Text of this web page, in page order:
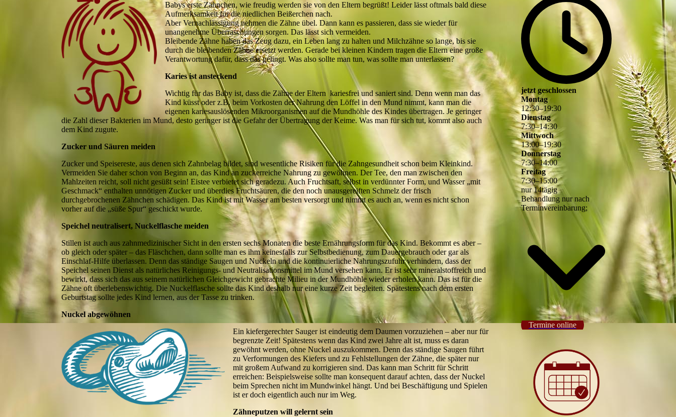
Babys erste Zähnchen, wie freudig werden sie von den Eltern begrüßt! Leider lässt oftmals bald diese
Aufmerksamkeit für die niedlichen Beißerchen nach.
Aber Vernachlässigung nehmen die Zähne übel. Dann kann es passieren, dass sie wieder für
unangenehme Überraschungen sorgen. Das lässt sich vermeiden.
Bleibende Zähne haben das Zeug dazu, ein Leben lang zu halten und Milchzähne so lange, bis sie
durch die bleibenden Zähne ersetzt werden. Gerade bei kleinen Kindern tragen die Eltern eine große
Verantwortung dafür, dass das gelingt. Was also sollte man tun, was sollte man unterlassen?
Karies ist ansteckend
Wichtig für das Baby ist, dass die Zähne der Eltern kariesfrei und saniert sind. Denn wenn man das
Kind küsst oder z.B. beim Vorkosten der Nahrung den Löffel in den Mund nimmt, kann man die
eigenen kariesauslösenden Mikroorganismen auf die Mundhöhle des Kindes übertragen. Je geringer
die Zahl dieser Bakterien im Mund, desto geringer ist die Gefahr der Übertragung der Keime. Was man für sich tut, kommt also auch
dem Kind zugute.
Zucker und Säuren meiden
Zucker und Speisereste, aus denen sich Zahnbelag bildet, sind wesentliche Risiken für die Zahngesundheit schon beim Kleinkind.
Vermeiden Sie daher schon von Beginn an, das Kind an zuckerreiche Nahrung zu gewöhnen. Der Tee, den man zwischen den
Mahlzeiten reicht, soll nicht gesüßt sein! Eistee verbietet sich geradezu. Auch Fruchtsaft, selbst in verdünnter Form, und Wasser „mit
Geschmack“ enthalten unnötigen Zucker und überdies Fruchtsäuren, die den noch unausgereiften Schmelz der frisch
durchgebrochenen Zähnchen schädigen. Das Kind ist mit Wasser am besten versorgt und nimmt es auch an, wenn es nicht schon
vorher auf die „süße Spur“ geschickt wurde.
Speichel neutralisert, Nuckelflasche meiden
Stillen ist auch aus zahnmedizinischer Sicht in den ersten sechs Monaten die beste Ernährungsform für das Kind. Bekommt es aber –
ob gleich oder später – das Fläschchen, dann sollte man es ihm keinesfalls zur Selbstbedienung, zum Dauergebrauch oder gar als
Einschlaf-Hilfe überlassen. Denn das ständige Saugen und Nuckeln und die kontinuierliche Nahrungszufuhr verhindern, dass der
Speichel seinen Dienst als natürliches Reinigungs- und Neutralisationsmittel im Mund versehen kann. Er ist sehr mineralstoffreich und
bewirkt, dass sich das aus seinem natürlichen Gleichgewicht gebrachte Milieu in der Mundhöhle wieder erholen kann. Das ist für die
Zähne oft überlebenswichtig. Die Nuckelflasche sollte das Kind deshalb nur eine kurze Zeit begleiten. Spätestens nach dem ersten
Geburtstag sollte jedes Kind lernen, aus der Tasse zu trinken.
Nuckel abgewöhnen
Ein kiefergerechter Sauger ist eindeutig dem Daumen vorzuziehen – aber nur für
begrenzte Zeit! Spätestens wenn das Kind zwei Jahre alt ist, muss es daran
gewöhnt werden, ohne Nuckel auszukommen. Denn das ständige Saugen führt
zu Verformungen des Kiefers und zu Fehlstellungen der Zähne, die später nur
mit großem Aufwand zu korrigieren sind. Das kann man Schritt für Schritt
erreichen: Beispielsweise sollte man konsequent darauf achten, dass der Nuckel
beim Sprechen nicht im Mundwinkel hängt. Und bei Beschäftigung und Spielen
ist er doch eigentlich auch nur im Weg.
Zähneputzen will gelernt sein
jetzt geschlossen
Montag
12:30–19:30
Dienstag
7:30–14:30
Mittwoch
13:00–19:30
Donnerstag
7:30–14:00
Freitag
7:30–15:00
nur 14tägig
Behandlung nur nach
Terminvereinbarung;
Termine online